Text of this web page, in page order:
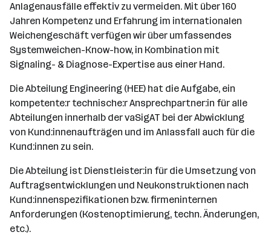
Anlagenausfälle effektiv zu vermeiden. Mit über 160
Jahren Kompetenz und Erfahrung im internationalen
Weichengeschäft verfügen wir über umfassendes
Systemweichen-Know-how, in Kombination mit
Signaling- & Diagnose-Expertise aus einer Hand.
Die Abteilung Engineering (HEE) hat die Aufgabe, ein
kompetente:r technische:r Ansprechpartner:in für alle
Abteilungen innerhalb der vaSigAT bei der Abwicklung
von Kund:innenaufträgen und im Anlassfall auch für die
Kund:innen zu sein.
Die Abteilung ist Dienstleister:in für die Umsetzung von
Auftragsentwicklungen und Neukonstruktionen nach
Kund:innenspezifikationen bzw. firmeninternen
Anforderungen (Kostenoptimierung, techn. Änderungen,
etc.).